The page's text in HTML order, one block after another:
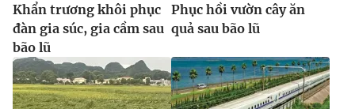
Khẩn trương khôi phục
đàn gia súc, gia cầm sau
bão lũ
Phục hồi vườn cây ăn
quả sau bão lũ